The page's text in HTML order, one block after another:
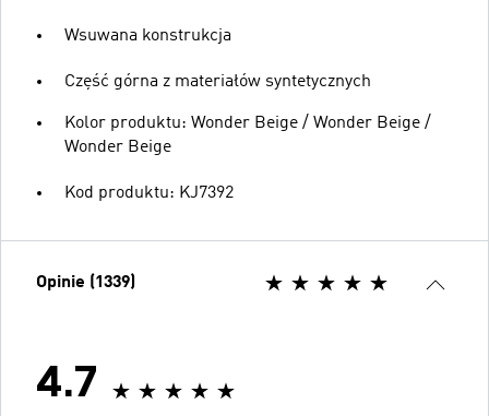
Wsuwana konstrukcja
Część górna z materiałów syntetycznych
Kolor produktu: Wonder Beige / Wonder Beige /
Wonder Beige
Kod produktu: KJ7392
Opinie (1339)
4.7